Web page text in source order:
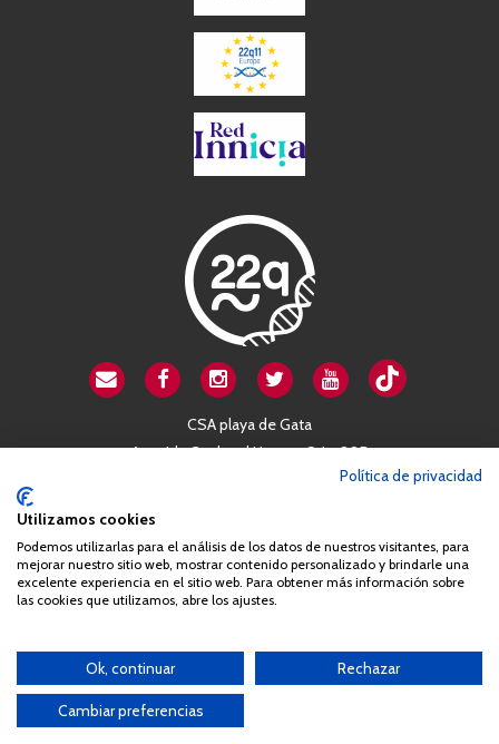
CSA playa de Gata
Avenida Cardenal Herrera Oria, 80B
Queda prohibida de forma expresa la copia, reproducción o
distribución de la totalidad o parte de los contenidos del sitio web
Síndrome 22q11 (AES22q)
Política de privacidad
Utilizamos cookies
Podemos utilizarlas para el análisis de los datos de nuestros visitantes, para
mejorar nuestro sitio web, mostrar contenido personalizado y brindarle una
excelente experiencia en el sitio web. Para obtener más información sobre
las cookies que utilizamos, abre los ajustes.
Ok, continuar Rechazar
Cambiar preferencias